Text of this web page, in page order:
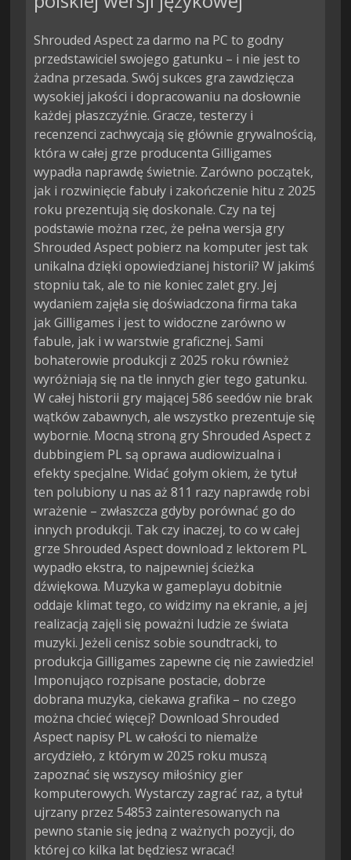
Shrouded Aspect za darmo na PC to godny
przedstawiciel swojego gatunku – i nie jest to
żadna przesada. Swój sukces gra zawdzięcza
wysokiej jakości i dopracowaniu na dosłownie
każdej płaszczyźnie. Gracze, testerzy i
recenzenci zachwycają się głównie grywalnością,
która w całej grze producenta Gilligames
wypadła naprawdę świetnie. Zarówno początek,
jak i rozwinięcie fabuły i zakończenie hitu z 2025
roku prezentują się doskonale. Czy na tej
podstawie można rzec, że pełna wersja gry
Shrouded Aspect pobierz na komputer jest tak
unikalna dzięki opowiedzianej historii? W jakimś
stopniu tak, ale to nie koniec zalet gry. Jej
wydaniem zajęła się doświadczona firma taka
jak Gilligames i jest to widoczne zarówno w
fabule, jak i w warstwie graficznej. Sami
bohaterowie produkcji z 2025 roku również
wyróżniają się na tle innych gier tego gatunku.
W całej historii gry mającej 586 seedów nie brak
wątków zabawnych, ale wszystko prezentuje się
wybornie. Mocną stroną gry Shrouded Aspect z
dubbingiem PL są oprawa audiowizualna i
efekty specjalne. Widać gołym okiem, że tytuł
ten polubiony u nas aż 811 razy naprawdę robi
wrażenie – zwłaszcza gdyby porównać go do
innych produkcji. Tak czy inaczej, to co w całej
grze Shrouded Aspect download z lektorem PL
wypadło ekstra, to najpewniej ścieżka
dźwiękowa. Muzyka w gameplayu dobitnie
oddaje klimat tego, co widzimy na ekranie, a jej
realizacją zajęli się poważni ludzie ze świata
muzyki. Jeżeli cenisz sobie soundtracki, to
produkcja Gilligames zapewne cię nie zawiedzie!
Imponująco rozpisane postacie, dobrze
dobrana muzyka, ciekawa grafika – no czego
można chcieć więcej? Download Shrouded
Aspect napisy PL w całości to niemalże
arcydzieło, z którym w 2025 roku muszą
zapoznać się wszyscy miłośnicy gier
komputerowych. Wystarczy zagrać raz, a tytuł
ujrzany przez 54853 zainteresowanych na
pewno stanie się jedną z ważnych pozycji, do
której co kilka lat będziesz wracać!